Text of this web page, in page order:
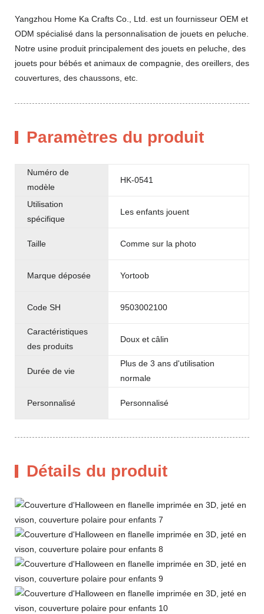
Yangzhou Home Ka Crafts Co., Ltd. est un fournisseur OEM et
ODM spécialisé dans la personnalisation de jouets en peluche.
Notre usine produit principalement des jouets en peluche, des
jouets pour bébés et animaux de compagnie, des oreillers, des
couvertures, des chaussons, etc.
Paramètres du produit
Numéro de
modèle
HK-0541
Utilisation
spécifique
Les enfants jouent
Taille Comme sur la photo
Marque déposée Yortoob
Code SH 9503002100
Caractéristiques
des produits
Doux et câlin
Durée de vie
Plus de 3 ans d'utilisation
normale
Personnalisé Personnalisé
Détails du produit